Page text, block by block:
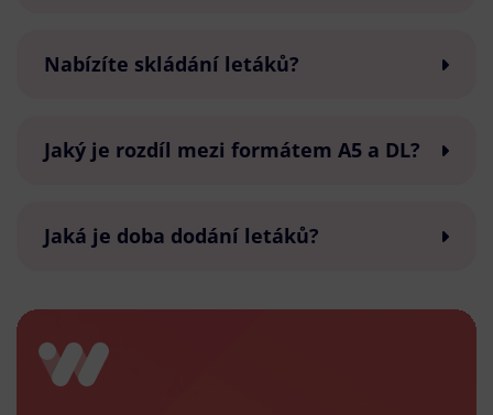
Nabízíte skládání letáků?
Jaký je rozdíl mezi formátem A5 a DL?
Jaká je doba dodání letáků?